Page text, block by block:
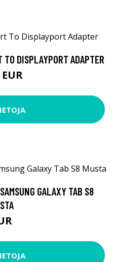
DISPLAYPORT ADAPTER
GALAXY TAB S8